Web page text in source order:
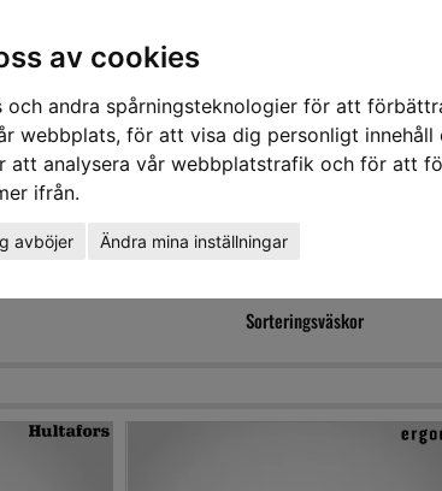
av cookies
och andra spårningsteknologier för att
webbplats, för att visa dig personligt innehåll
att analysera vår webbplatstrafik och för att
ifrån.
avböjer Ändra mina inställningar
HANDSKAR SKOR VERKTYG
Sorteringsväskor